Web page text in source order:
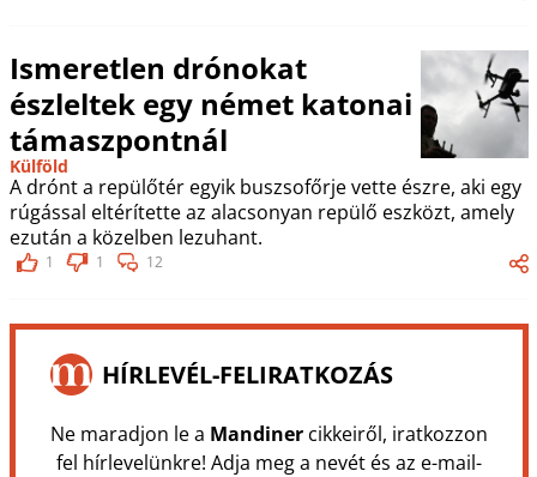
Ismeretlen drónokat
észleltek egy német katonai
támaszpontnál
Külföld
A drónt a repülőtér egyik buszsofőrje vette észre, aki egy
rúgással eltérítette az alacsonyan repülő eszközt, amely
ezután a közelben lezuhant.
1 1 12
HÍRLEVÉL-FELIRATKOZÁS
Ne maradjon le a Mandinercikkeiről, iratkozzon
fel hírlevelünkre! Adja meg a nevét és az e-mail-